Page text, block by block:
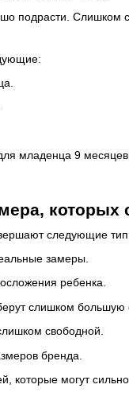
подрасти. Слишком
младенца 9
которых
следующие
замеры.
ребенка.
слишком большую
свободной.
бренда.
которые могут сильно